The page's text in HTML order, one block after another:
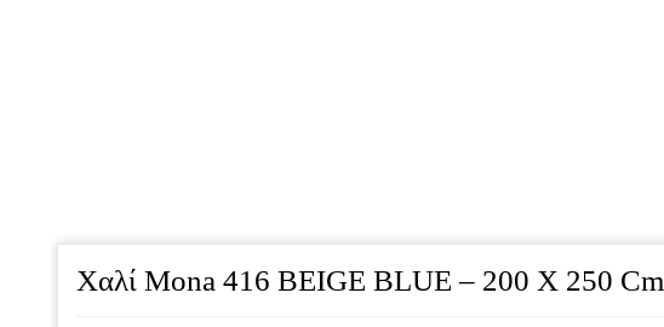
Χαλί Mona 416 BEIGE BLUE – 200 X 250 Cm